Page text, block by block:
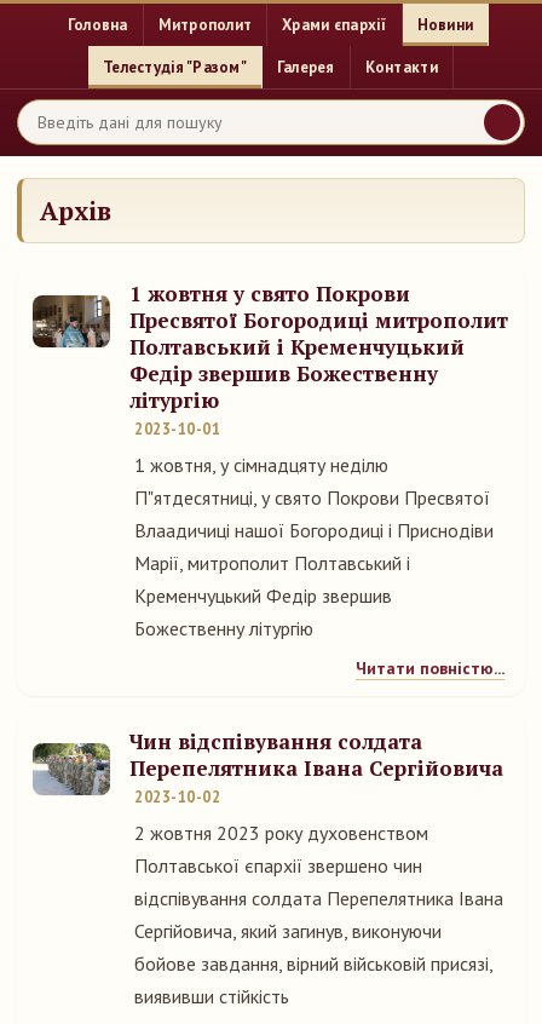
Головна Митрополит Храми єпархії Новини
Телестудія "Разом" Галерея Контакти
Архів
1 жовтня у свято Покрови
Пресвятої Богородиці митрополит
Полтавський і Кременчуцький
Федір звершив Божественну
літургію
2023-10-01
1 жовтня, у сімнадцяту неділю
П"ятдесятниці, у свято Покрови Пресвятої
Влаадичиці нашої Богородиці і Приснодіви
Марії, митрополит Полтавський і
Кременчуцький Федір звершив
Божественну літургію
Читати повністю...
Чин відспівування солдата
Перепелятника Івана Сергійовича
2023-10-02
2 жовтня 2023 року духовенством
Полтавської єпархії звершено чин
відспівування солдата Перепелятника Івана
Сергійовича, який загинув, виконуючи
бойове завдання, вірний військовій присязі,
виявивши стійкість